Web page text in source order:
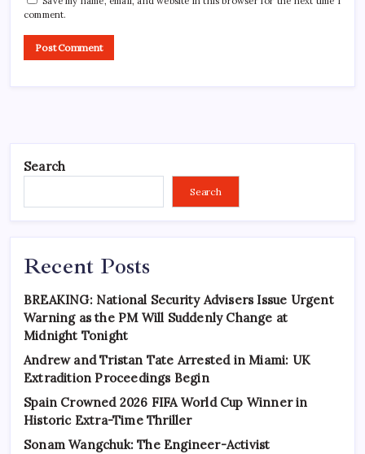
comment.
Search
Search
Recent Posts
BREAKING: National Security Advisers Issue Urgent
Warning as the PM Will Suddenly Change at
Midnight Tonight
Andrew and Tristan Tate Arrested in Miami: UK
Extradition Proceedings Begin
Spain Crowned 2026 FIFA World Cup Winner in
Historic Extra-Time Thriller
Sonam Wangchuk: The Engineer-Activist